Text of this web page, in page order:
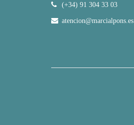
(+34) 91 304 33 03
atencion@marcialpons.es